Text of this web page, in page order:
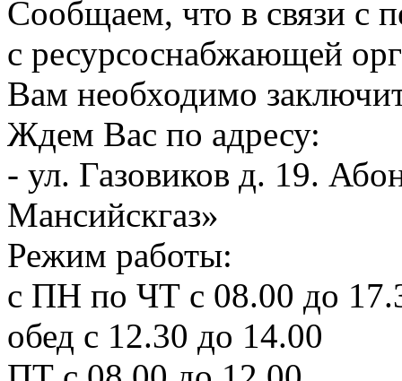
Сообщаем, что в связи с
с ресурсоснабжающей
Вам необходимо
Ждем Вас по адресу:
- ул. Газовиков д. 19.
Мансийскгаз»
Режим работы:
с ПН по ЧТ с 08.00 до
обед с 12.30 до 14.00